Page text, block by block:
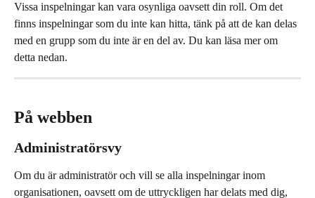
Vissa inspelningar kan vara osynliga oavsett din roll. Om det
finns inspelningar som du inte kan hitta, tänk på att de kan delas
med en grupp som du inte är en del av. Du kan läsa mer om
detta nedan.
På webben
Administratörsvy
Om du är administratör och vill se alla inspelningar inom
organisationen, oavsett om de uttryckligen har delats med dig,